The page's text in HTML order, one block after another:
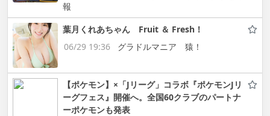
報
葉月くれあちゃん Fruit ＆ Fresh！
06/29 19:36
グラドルマニア 猿！
【ポケモン】×「Jリーグ」コラボ『ポケモンJリ
ーグフェス』開催へ。全国60クラブのパートナ
ーポケモンも発表